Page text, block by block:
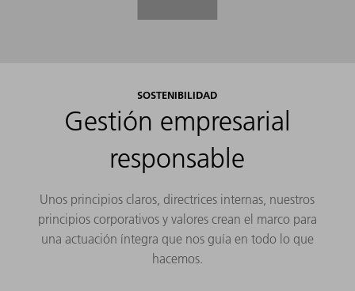
SOSTENIBILIDAD
Gestión empresarial
responsable
Unos principios claros, directrices internas, nuestros
principios corporativos y valores crean el marco para
una actuación íntegra que nos guía en todo lo que
hacemos.